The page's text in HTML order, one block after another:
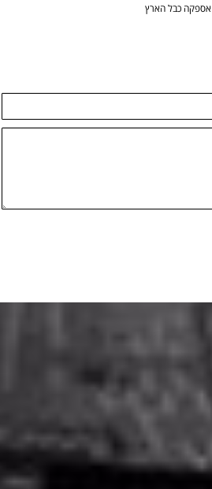
אספקה כבל הארץ